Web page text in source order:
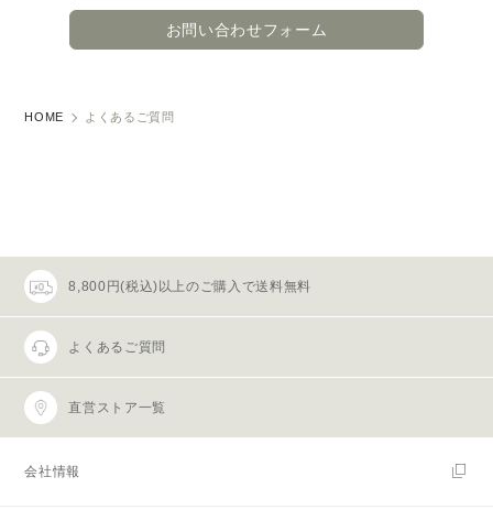
お問い合わせフォーム
HOME よくあるご質問
8,800円(税込)以上のご購入で送料無料
よくあるご質問
直営ストア一覧
会社情報